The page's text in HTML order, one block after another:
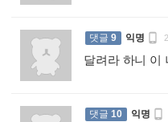
댓글 9 익명 
달려라 하니 이
댓글 10 익명 